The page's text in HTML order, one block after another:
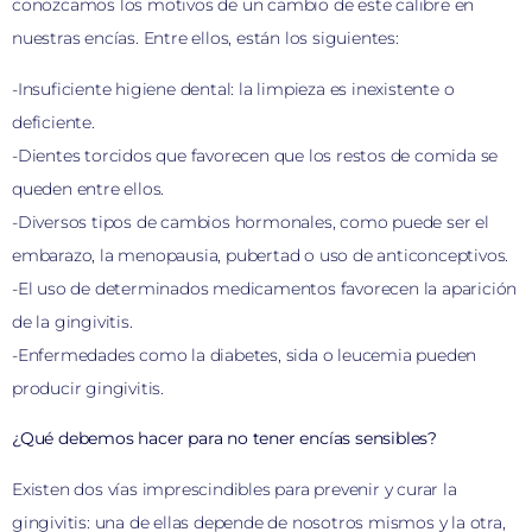
conozcamos los motivos de un cambio de este calibre en
nuestras encías. Entre ellos, están los siguientes:
-Insuficiente higiene dental: la limpieza es inexistente o
deficiente.
-Dientes torcidos que favorecen que los restos de comida se
queden entre ellos.
-Diversos tipos de cambios hormonales, como puede ser el
embarazo, la menopausia, pubertad o uso de anticonceptivos.
-El uso de determinados medicamentos favorecen la aparición
de la gingivitis.
-Enfermedades como la diabetes, sida o leucemia pueden
producir gingivitis.
¿Qué debemos hacer para no tener encías sensibles?
Existen dos vías imprescindibles para prevenir y curar la
gingivitis: una de ellas depende de nosotros mismos y la otra,